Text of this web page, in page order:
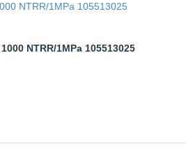
NTRR/1MPa 105513025